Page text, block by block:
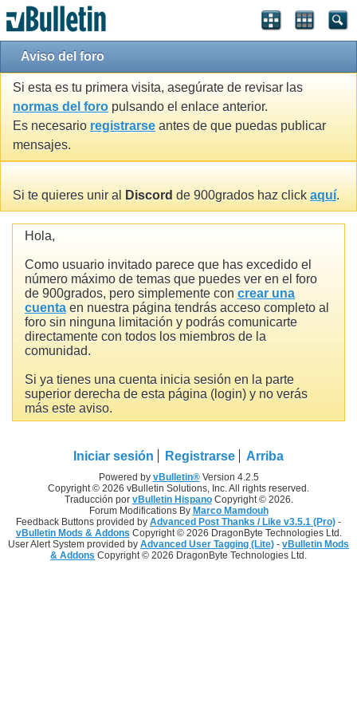
Aviso del foro
Si esta es tu primera visita, asegúrate de revisar las
normas del foro pulsando el enlace anterior.
Es necesario registrarse antes de que puedas publicar
mensajes.
Si te quieres unir al Discord de 900grados haz click aquí.
Hola,
Como usuario invitado parece que has excedido el
número máximo de temas que puedes ver en el foro
de 900grados, pero simplemente con crear una
cuenta en nuestra página tendrás acceso completo al
foro sin ninguna limitación y podrás comunicarte
directamente con todos los miembros de la
comunidad.
Si ya tienes una cuenta inicia sesión en la parte
superior derecha de esta página (login) y no verás
más este aviso.
Iniciar sesión Registrarse Arriba
Powered by vBulletin®Version 4.2.5
Copyright © 2026 vBulletin Solutions, Inc. All rights reserved.
Traducción por vBulletin HispanoCopyright © 2026.
Forum Modifications By Marco Mamdouh
Feedback Buttons provided by Advanced Post Thanks / Like v3.5.1 (Pro) -
vBulletin Mods & Addons Copyright © 2026 DragonByte Technologies Ltd.
User Alert System provided by Advanced User Tagging (Lite) - vBulletin Mods
& Addons Copyright © 2026 DragonByte Technologies Ltd.